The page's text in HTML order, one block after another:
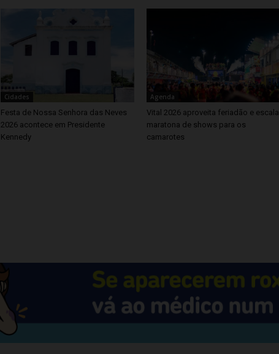
Cidades
Festa de Nossa Senhora das Neves
2026 acontece em Presidente
Kennedy
Agenda
Vital 2026 aproveita feriadão e escala
maratona de shows para os
camarotes